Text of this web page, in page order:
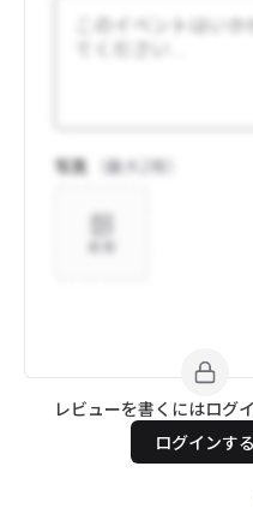
写真 （最大 枚）
レビューを書くにはログ
ログインする